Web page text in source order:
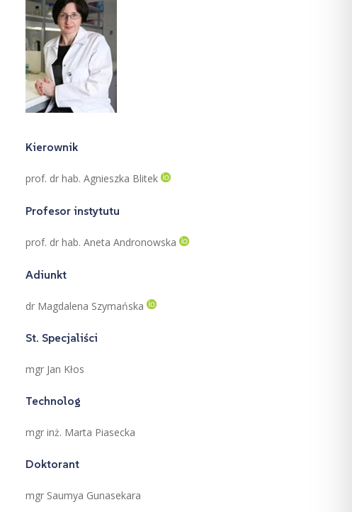
Kierownik
prof. dr hab. Agnieszka Blitek
Profesor instytutu
prof. dr hab. Aneta Andronowska
Adiunkt
dr Magdalena Szymańska
St. Specjaliści
mgr Jan Kłos
Technolog
mgr inż. Marta Piasecka
Doktorant
mgr Saumya Gunasekara